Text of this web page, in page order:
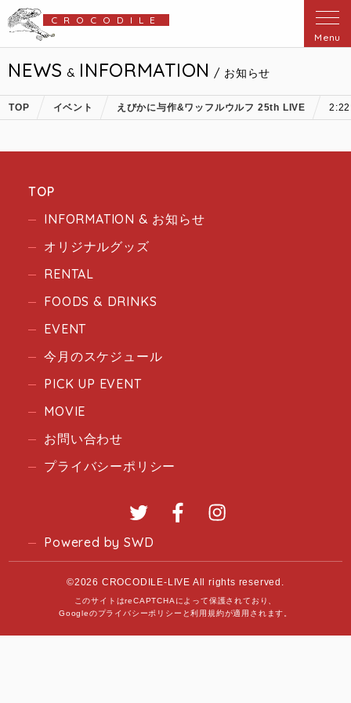
CROCODILE
Menu
NEWS & INFORMATION / お知らせ
TOP イベント えびかに与作&ワッフルウルフ 25th LIVE
TOP
INFORMATION & お知らせ
オリジナルグッズ
RENTAL
FOODS & DRINKS
EVENT
今月のスケジュール
PICK UP EVENT
MOVIE
お問い合わせ
プライバシーポリシー
Twitter Facebook
Powered by SWD
©2026 CROCODILE-LIVE All rights reserved.
このサイトはreCAPTCHAによって保護されており、
Googleのプライバシーポリシー と利用規約が適用されます。